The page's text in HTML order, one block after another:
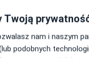
podczas
swoich trudnościach
się gotowo.
Twoją
nam i naszym
podobnych